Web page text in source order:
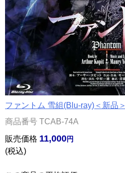
ファントム 雪組(Blu-ray)＜新品＞
商品番号 TCAB-74A
販売価格 11,000
税込